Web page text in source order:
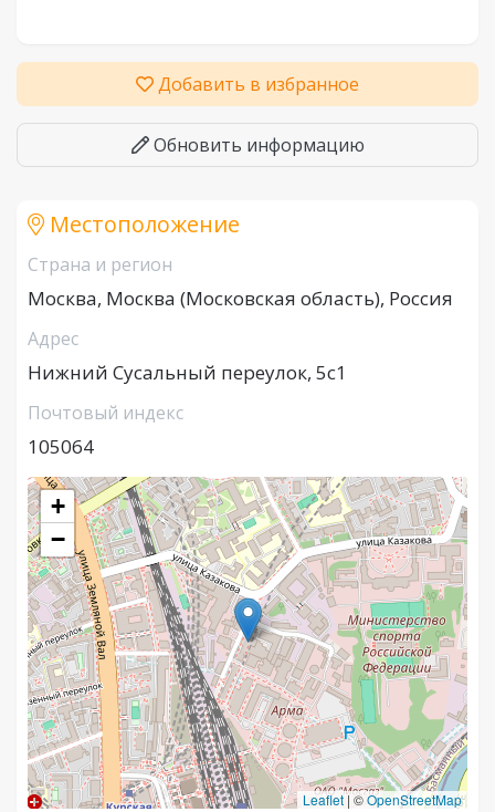
Добавить в избранное
Обновить информацию
Местоположение
Страна и регион
Москва, Москва (Московская область), Россия
Адрес
Нижний Сусальный переулок, 5с1
Почтовый индекс
105064
+
−
Leaflet |©OpenStreetMap